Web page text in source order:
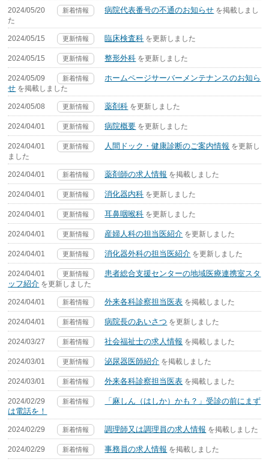
2024/05/20 新着情報 病院代表番号の不通のお知らせ を掲載しまし
た
2024/05/15 更新情報 臨床検査科 を更新しました
2024/05/15 更新情報 整形外科 を更新しました
2024/05/09 新着情報
ホームページサーバーメンテナンスのお知ら
せ を掲載しました
2024/05/08 更新情報 薬剤科 を更新しました
2024/04/01 更新情報 病院概要 を更新しました
2024/04/01 更新情報 人間ドック・健康診断のご案内情報 を更新し
ました
2024/04/01 新着情報 薬剤師の求人情報 を掲載しました
2024/04/01 更新情報 消化器内科 を更新しました
2024/04/01 更新情報 耳鼻咽喉科 を更新しました
2024/04/01 更新情報 産婦人科の担当医紹介 を更新しました
2024/04/01 更新情報 消化器外科の担当医紹介 を更新しました
2024/04/01 更新情報
患者総合支援センターの地域医療連携室スタ
ッフ紹介 を更新しました
2024/04/01 新着情報 外来各科診察担当医表 を掲載しました
2024/04/01 新着情報 病院長のあいさつ を更新しました
2024/03/27 新着情報 社会福祉士の求人情報 を掲載しました
2024/03/01 更新情報 泌尿器医師紹介 を掲載しました
2024/03/01 新着情報 外来各科診察担当医表 を掲載しました
2024/02/29 新着情報
「麻しん（はしか）かも？」受診の前にまず
は電話を！
2024/02/29 新着情報 調理師又は調理員の求人情報 を掲載しました
2024/02/29 新着情報 事務員の求人情報 を掲載しました